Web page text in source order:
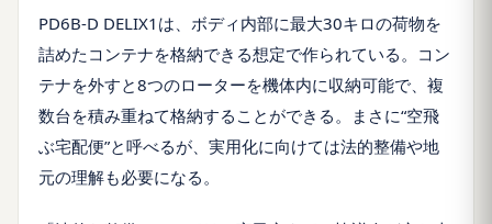
PD6B-D DELIX1は、ボディ内部に最大30キロの荷物を
詰めたコンテナを格納できる想定で作られている。コン
テナを外すと8つのローターを機体内に収納可能で、複
数台を積み重ねて格納することができる。まさに“空飛
ぶ宅配便”と呼べるが、実用化に向けては法的整備や地
元の理解も必要になる。